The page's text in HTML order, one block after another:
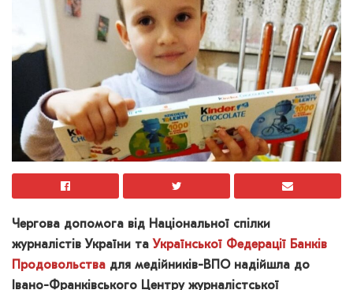
Чергова допомога від Національної спілки
журналістів України та Української Федерації Банків
Продовольства для медійників-ВПО надійшла до
Івано-Франківського Центру журналістської